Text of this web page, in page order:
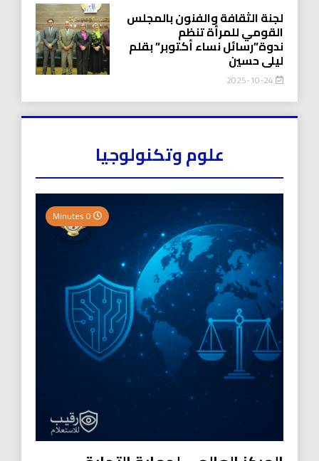
لجنة الثقافة والفنون بالمجلس
القومي للمرأة تنظم
ندوة”رسائل نساء أكتوبر” بقلم
ليلى حسين
2025-10-24
علوم وتكنولوجيا